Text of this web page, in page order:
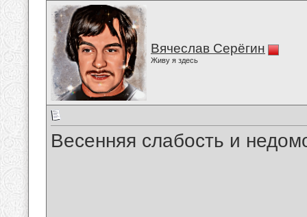
Вячеслав Серёгин
Живу я здесь
Весенняя слабость и